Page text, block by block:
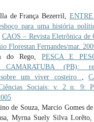
de França Bezerril,
para uma história
CAOS – Revista Eletrônica de
Florestan Fernandes/mar.
do Rego,PESCA E
(PB):
sobre um viver costeiro
,
Sociais: v. 2 n. 9:
de Souza, Marcio Gomes de
Myrna Suely Silva